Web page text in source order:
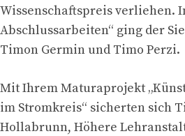
Wissenschaftspreis verliehen.
Abschlussarbeiten“ ging der
Timon Germin und Timo Perzi.
Mit Ihrem Maturaprojekt
im Stromkreis“ sicherten sich
Hollabrunn, Höhere